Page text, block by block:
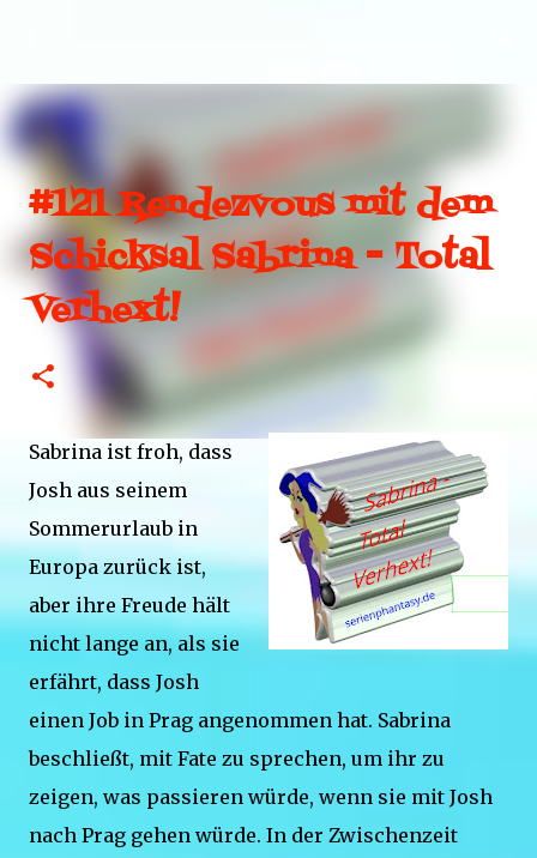
#121 Rendezvous mit dem
Schicksal Sabrina - Total
Verhext!
Sabrina ist froh, dass
Josh aus seinem
Sommerurlaub in
Europa zurück ist,
aber ihre Freude hält
nicht lange an, als sie
erfährt, dass Josh
einen Job in Prag angenommen hat. Sabrina
beschließt, mit Fate zu sprechen, um ihr zu
zeigen, was passieren würde, wenn sie mit Josh
nach Prag gehen würde. In der Zwischenzeit